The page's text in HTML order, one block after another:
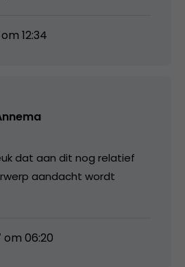
12:34
dat aan dit nog relatief
aandacht wordt
om 06:20